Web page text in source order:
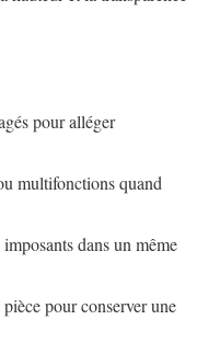
pour alléger
multifonctions quand
dans un même
pour conserver une